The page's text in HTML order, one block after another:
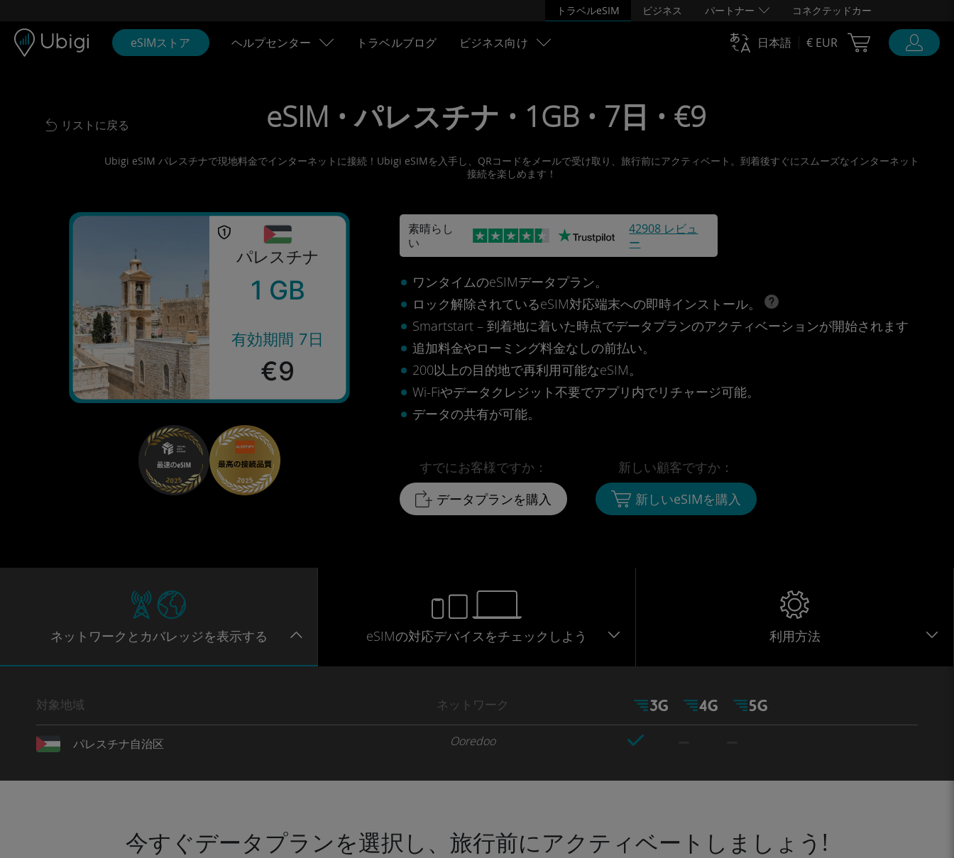
トラベルeSIM ビジネス パートナー コネクテッドカー
eSIMストア ヘルプセンター トラベルブログ ビジネス向け 日本語 € EUR Cart Ubigi
Back to list
リストに戻る eSIM • パレスチナ • 1GB • 7日 • €9
Ubigi eSIM パレスチナで現地料金でインターネットに接続！Ubigi eSIMを入手し、QRコードをメールで受け取り、旅行前にアクティベート。到着後すぐにスムーズなインターネット
接続を楽しめます！
パレスチナ
1 GB
有効期間 7日
€9
素晴らし
い
42908 レビュ
ー
ワンタイムのeSIMデータプラン。
ロック解除されているeSIM対応端末への即時インストール。
Smartstart – 到着地に着いた時点でデータプランのアクティベーションが開始されます
追加料金やローミング料金なしの前払い。
200以上の目的地で再利用可能なeSIM。
Wi-Fiやデータクレジット不要でアプリ内でリチャージ可能。
データの共有が可能。
すでにお客様ですか：
データプランを購入
新しい顧客ですか：
新しいeSIMを購入
ネットワークとカバレッジを表示する eSIMの対応デバイスをチェックしよう 利用方法
対象地域 ネットワーク
パレスチナ自治区 Ooredoo
今すぐデータプランを選択し、旅行前にアクティベートしましょう!